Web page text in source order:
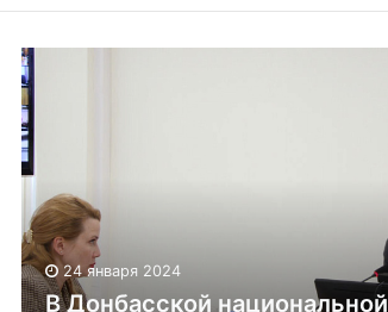
24 января 2024
В Донбасской национальной